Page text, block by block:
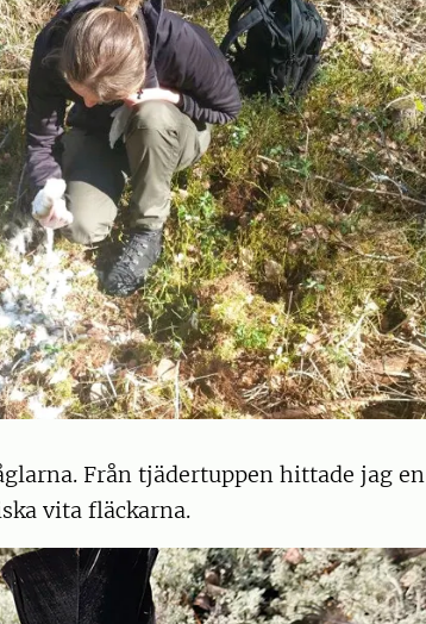
Från tjädertuppen hittade jag en
vita fläckarna.